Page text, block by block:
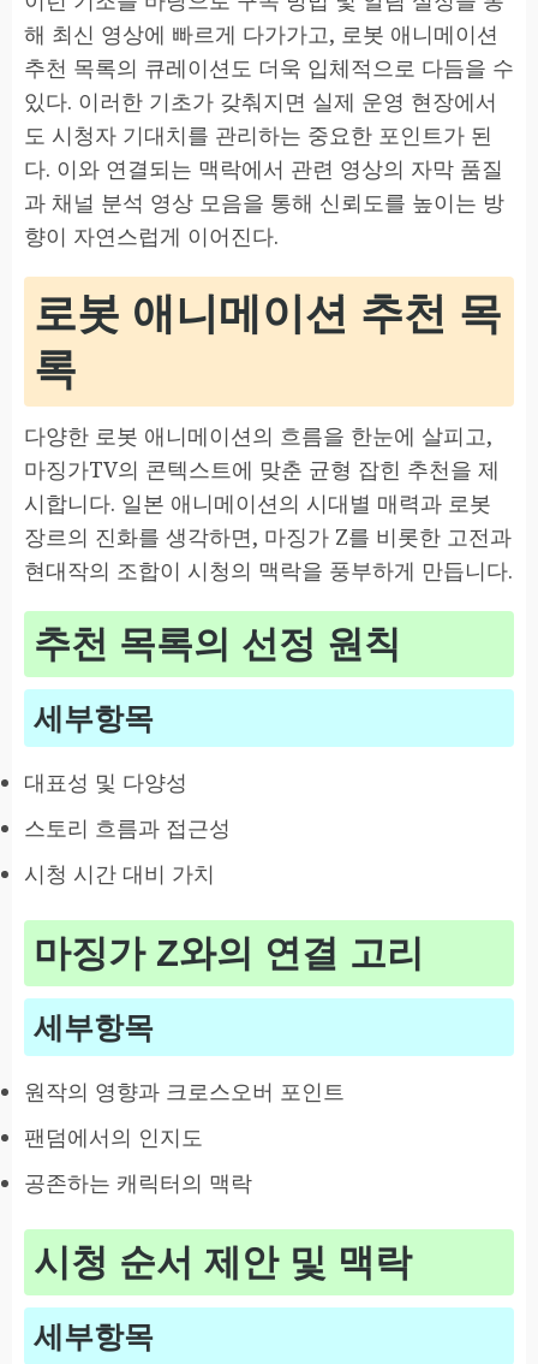
해 최신 영상에 빠르게 다가가고, 로봇 애니메이션
추천 목록의 큐레이션도 더욱 입체적으로 다듬을 수
있다. 이러한 기초가 갖춰지면 실제 운영 현장에서
도 시청자 기대치를 관리하는 중요한 포인트가 된
다. 이와 연결되는 맥락에서 관련 영상의 자막 품질
과 채널 분석 영상 모음을 통해 신뢰도를 높이는 방
향이 자연스럽게 이어진다.
로봇 애니메이션 추천 목
록
다양한 로봇 애니메이션의 흐름을 한눈에 살피고,
마징가TV의 콘텍스트에 맞춘 균형 잡힌 추천을 제
시합니다. 일본 애니메이션의 시대별 매력과 로봇
장르의 진화를 생각하면, 마징가 Z를 비롯한 고전과
현대작의 조합이 시청의 맥락을 풍부하게 만듭니다.
추천 목록의 선정 원칙
세부항목
대표성 및 다양성
스토리 흐름과 접근성
시청 시간 대비 가치
마징가 Z와의 연결 고리
세부항목
원작의 영향과 크로스오버 포인트
팬덤에서의 인지도
공존하는 캐릭터의 맥락
시청 순서 제안 및 맥락
세부항목